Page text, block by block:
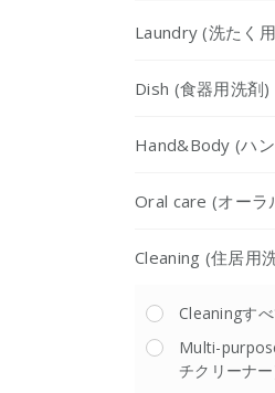
Laundry (洗たく
Dish (食器用洗剤)
Hand&Body (ハ
Oral care (オーラ
Cleaning (住居用
Cleaningす
Multi-
チクリーナ